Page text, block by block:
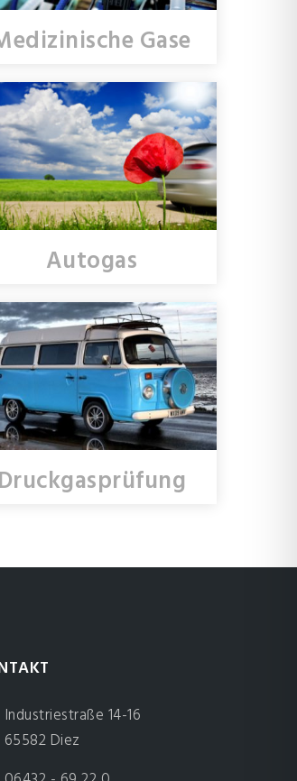
Gase
Autogas
Druckgasprüfung
Industriestraße 14-16
65582 Diez